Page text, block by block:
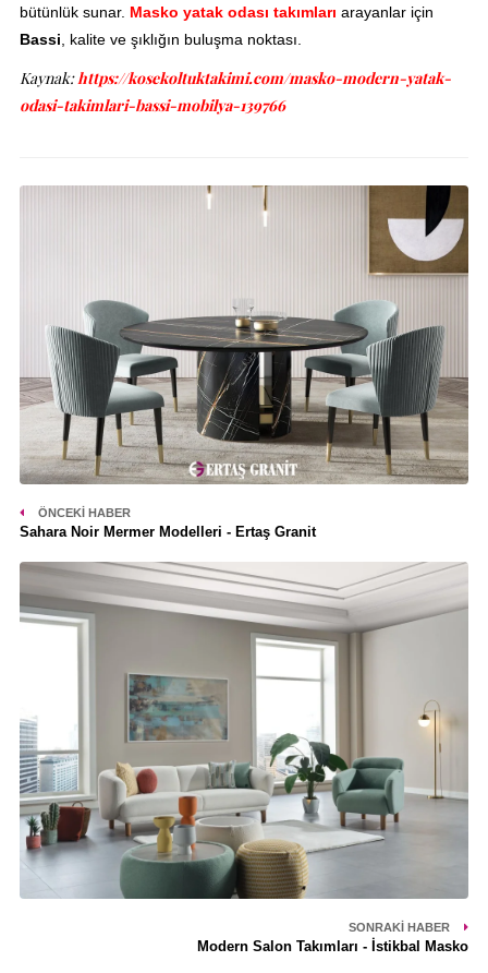
bütünlük sunar. Masko yatak odası takımları arayanlar için
Bassi , kalite ve şıklığın buluşma noktası.
Kaynak: https://kosekoltuktakimi.com/masko-modern-yatak-
odasi-takimlari-bassi-mobilya-139766
ÖNCEKI HABER
Sahara Noir Mermer Modelleri - Ertaş Granit
SONRAKI HABER
Modern Salon Takımları - İstikbal Masko